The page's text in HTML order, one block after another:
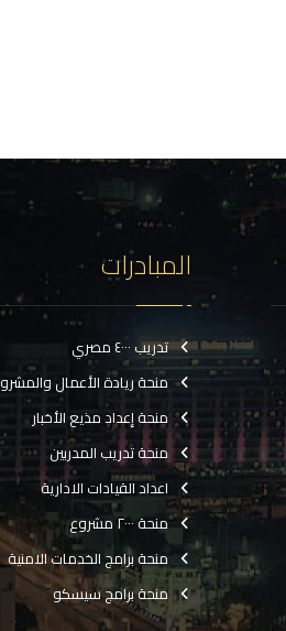
المبادرات
تدريب ٤٠٠٠ مصري
منحة ريادة الأعمال
منحة إعداد مذيع الأخبار
منحة تدريب المدربين
اعداد القيادات الادارية
منحة ٢٠٠٠ مشروع
منحة برامج الخدمات الامنية
منحة برامج سيسكو